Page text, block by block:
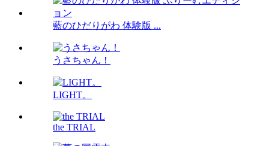
藍のひだりがわ 体験版 ...
うさちゃん！
LIGHT。
the TRIAL